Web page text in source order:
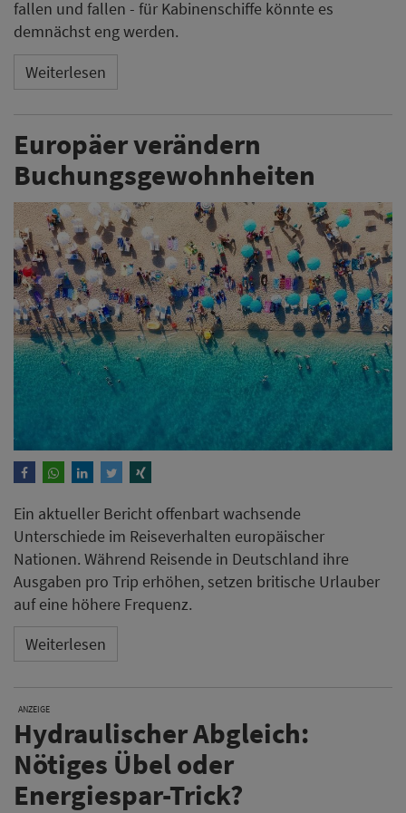
fallen und fallen - für Kabinenschiffe könnte es
demnächst eng werden.
Weiterlesen
Europäer verändern
Buchungsgewohnheiten
Ein aktueller Bericht offenbart wachsende
Unterschiede im Reiseverhalten europäischer
Nationen. Während Reisende in Deutschland ihre
Ausgaben pro Trip erhöhen, setzen britische Urlauber
auf eine höhere Frequenz.
Weiterlesen
ANZEIGE
Hydraulischer Abgleich:
Nötiges Übel oder
Energiespar-Trick?